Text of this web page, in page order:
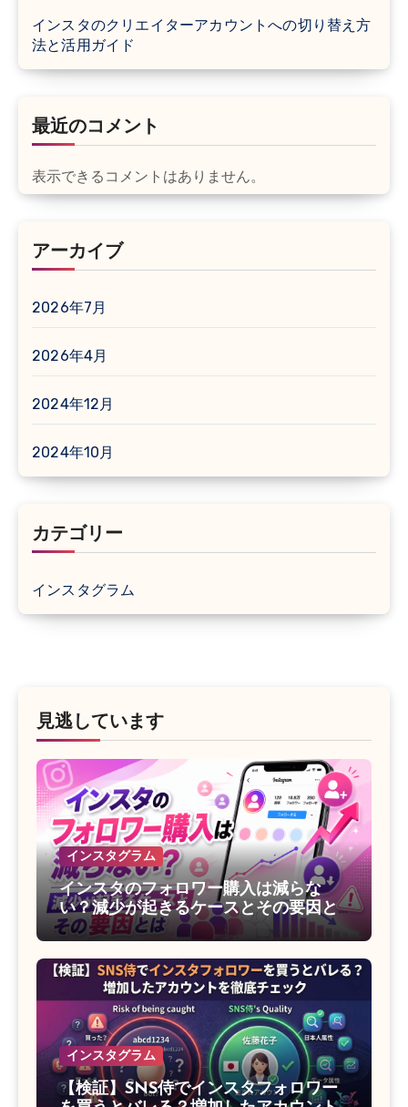
インスタのクリエイターアカウントへの切り替え方
法と活用ガイド
最近のコメント
表示できるコメントはありません。
アーカイブ
2026年7月
2026年4月
2024年12月
2024年10月
カテゴリー
インスタグラム
見逃しています
インスタグラム
インスタのフォロワー購入は減らな
い？減少が起きるケースとその要因と
は
インスタグラム
【検証】SNS侍でインスタフォロワー